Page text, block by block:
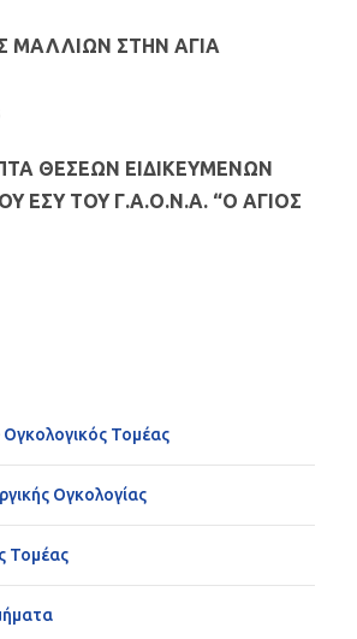
ΜΑΛΛΙΩΝ ΣΤΗΝ ΑΓΙΑ
ΘΕΣΕΩΝ ΕΙΔΙΚΕΥΜΕΝΩΝ
ΕΣΥ ΤΟΥ Γ.Α.Ο.Ν.Α. “Ο ΑΓΙΟΣ
Τομέας
Ογκολογίας
Τομέας